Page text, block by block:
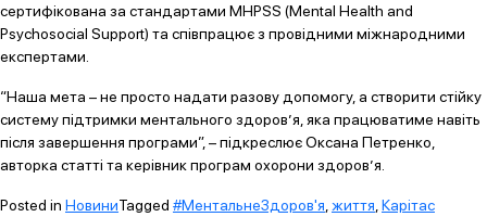
сертифікована за стандартами MHPSS (Mental Health and
Psychosocial Support) та співпрацює з провідними міжнародними
експертами.
“Наша мета – не просто надати разову допомогу, а створити стійку
систему підтримки ментального здоров’я, яка працюватиме навіть
після завершення програми”, – підкреслює Оксана Петренко,
авторка статті та керівник програм охорони здоров’я.
Posted in НовиниTagged #МентальнеЗдоров'я життя Карітас